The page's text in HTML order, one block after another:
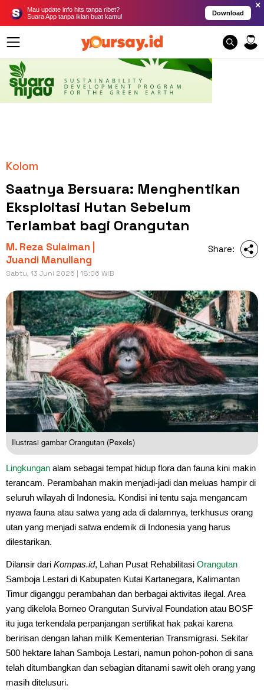
Mau update info hits tanpa ribet?
Suara App tanpa iklan buat kamu!
Download
×
Kolom
Saatnya Bersuara: Menghentikan
Eksploitasi Hutan Sebelum
Terlambat bagi Orangutan
M. Reza Sulaiman |
Juandi Manullang
Sabtu, 13 Juni 2026 | 18:06 WIB
Share:
Ilustrasi gambar Orangutan (Pexels)
Lingkungan alam sebagai tempat hidup flora dan fauna kini makin
terancam. Perambahan makin menjadi-jadi dan meluas hampir di
seluruh wilayah di Indonesia. Kondisi ini tentu saja mengancam
nyawa fauna atau satwa yang ada di dalamnya, terkhusus orang
utan yang menjadi satwa endemik di Indonesia yang harus
dilestarikan.
Dilansir dari Kompas.id, Lahan Pusat Rehabilitasi Orangutan
Samboja Lestari di Kabupaten Kutai Kartanegara, Kalimantan
Timur diganggu perambahan dan berbagai aktivitas ilegal. Area
yang dikelola Borneo Orangutan Survival Foundation atau BOSF
itu juga terkendala perpanjangan sertifikat hak pakai karena
beririsan dengan lahan milik Kementerian Transmigrasi. Sekitar
500 hektare lahan Samboja Lestari, namun pohon-pohon di sana
telah ditumbangkan dan sebagian ditanami sawit oleh orang yang
masih ditelusuri.